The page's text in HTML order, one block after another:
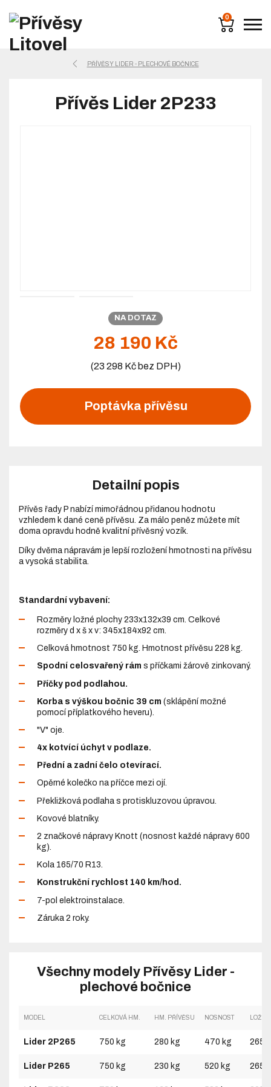
0
PŘÍVĚSY LIDER - PLECHOVÉ BOČNICE
Přívěs Lider 2P233
NA DOTAZ
28 190 Kč
(23 298 Kč bez DPH)
Poptávka přívěsu
Detailní popis
Přívěs řady P nabízí mimořádnou přidanou hodnotu
vzhledem k dané ceně přívěsu. Za málo peněz můžete mít
doma opravdu hodně kvalitní přívěsný vozík.
Díky dvěma nápravám je lepší rozložení hmotnosti na přívěsu
a vysoká stabilita.
Standardní vybavení:
Rozměry ložné plochy 233x132x39 cm. Celkové
rozměry d x š x v: 345x184x92 cm.
Celková hmotnost 750 kg. Hmotnost přívěsu 228 kg.
Spodní celosvařený rám s příčkami žárově zinkovaný.
Příčky pod podlahou.
Korba s výškou bočnic 39 cm (sklápění možné
pomocí příplatkového heveru).
"V" oje.
4x kotvící úchyt v podlaze.
Přední a zadní čelo otevírací.
Opěrné kolečko na příčce mezi ojí.
Překližková podlaha s protiskluzovou úpravou.
Kovové blatníky.
2 značkové nápravy Knott (nosnost každé nápravy 600
kg).
Kola 165/70 R13.
Konstrukční rychlost 140 km/hod.
7-pol elektroinstalace.
Záruka 2 roky.
Všechny modely Přívěsy Lider -
plechové bočnice
MODEL CELKOVÁ HM. HM. PŘÍVĚSU NOSNOST
Lider 2P265 750 kg 280 kg 470 kg
Lider P265 750 kg 230 kg 520 kg